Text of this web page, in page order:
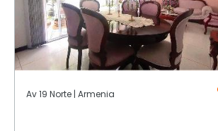
Av 19 Norte | Armenia